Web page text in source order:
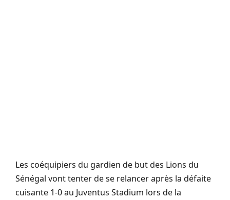
Les coéquipiers du gardien de but des Lions du
Sénégal vont tenter de se relancer après la défaite
cuisante 1-0 au Juventus Stadium lors de la